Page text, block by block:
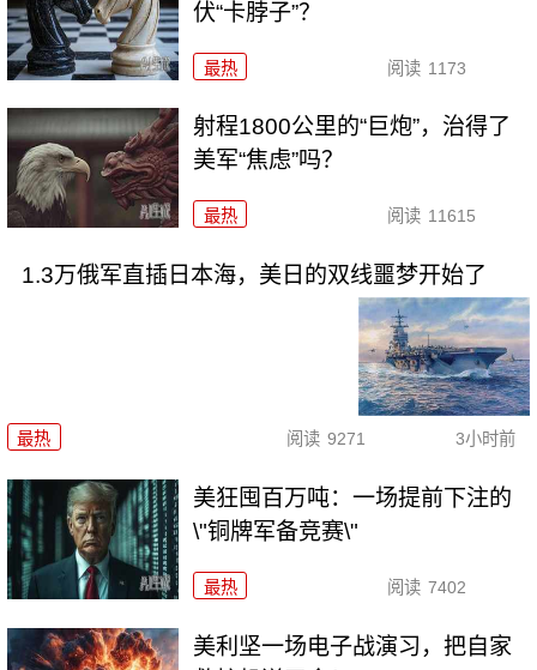
伏“卡脖子”？
最热 阅读 1173
射程1800公里的“巨炮”，治得了
美军“焦虑”吗？
最热 阅读 11615
1.3万俄军直插日本海，美日的双线噩梦开始了
最热 阅读 9271 3小时前
美狂囤百万吨：一场提前下注的
\"铜牌军备竞赛\"
最热 阅读 7402
美利坚一场电子战演习，把自家